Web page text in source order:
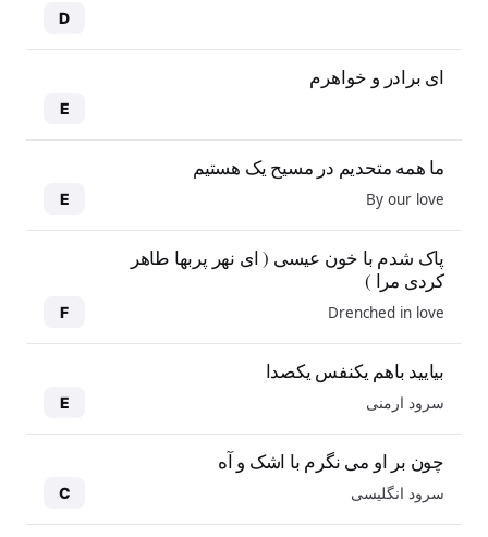
D
ای برادر و خواهرم
E
ما همه متحدیم در مسیح یک هستیم
By our love
E
پاک شدم با خون عیسی ( ای نهر پربها طاهر
کردی مرا )
Drenched in love
F
بیایید باهم یکنفس یکصدا
سرود ارمنی E
چون بر او می نگرم با اشک و آه
سرود انگلیسی C